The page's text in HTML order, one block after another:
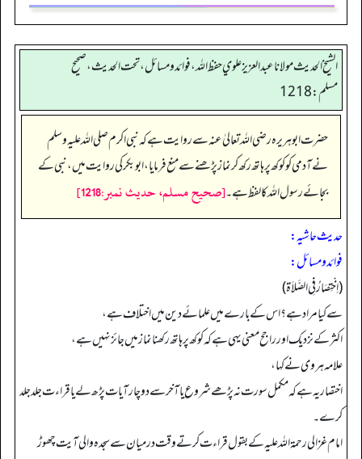
الشيخ الحديث مولانا عبدالعزيز علوي حفظ الله، فوائد و مسائل، تحت الحديث ، صحيح
مسلم: 1218
حضرت ابو ہریرہ رضی اللہ تعالیٰ عنہ سے روایت ہے کہ نبی اکرم صلی اللہ علیہ وسلم
نے آدمی کو کوکھ پر ہاتھ رکھ کر نماز پڑھنے سے منع فرمایا، ابوبکر کی روایت میں، نبی کے
بجائے رسول اللہ کا لفظ ہے۔[صحيح مسلم، حديث نمبر:1218]
حدیث حاشیہ:
فوائد ومسائل:
(اِخْتِصَارُ فِي الصَّلاَة)
سے کیا مراد ہے؟ اس کے بارے میں علمائےدین میں اختلاف ہے،
اکثر کے نزدیک اور راجح معنی یہی ہے کہ کوکھ پر ہاتھ رکھنا نماز میں جائز نہیں ہے،
علامہ ہروی نے کہا،
اختصار یہ ہے کہ مکمل سورت نہ پڑھے شروع یا آخر سے دوچار آیات پڑھ لے یا قراءت جلد جلد
کرے۔
امام غزالی رحمۃ اللہ علیہ کے بقول قراءت کرتے وقت درمیان سے سجدہ والی آیت چھوڑ